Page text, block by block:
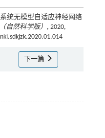
统无模型自适应神经网络
自然科学版） , 2020,
下一篇